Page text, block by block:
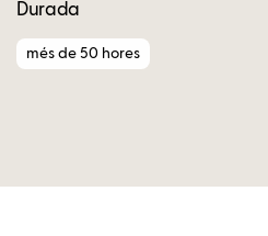
Durada
més de 50 hores